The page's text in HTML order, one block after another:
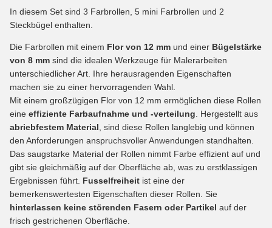
In diesem Set sind 3 Farbrollen, 5 mini Farbrollen und 2
Steckbügel enthalten.
Die Farbrollen mit einem Flor von 12 mm und einer Bügelstärke
von 8 mm sind die idealen Werkzeuge für Malerarbeiten
unterschiedlicher Art. Ihre herausragenden Eigenschaften
machen sie zu einer hervorragenden Wahl.
Mit einem großzügigen Flor von 12 mm ermöglichen diese Rollen
eine effiziente Farbaufnahme und -verteilung . Hergestellt aus
abriebfestem Material , sind diese Rollen langlebig und können
den Anforderungen anspruchsvoller Anwendungen standhalten.
Das saugstarke Material der Rollen nimmt Farbe effizient auf und
gibt sie gleichmäßig auf der Oberfläche ab, was zu erstklassigen
Ergebnissen führt. Fusselfreiheit ist eine der
bemerkenswertesten Eigenschaften dieser Rollen. Sie
hinterlassen keine störenden Fasern oder Partikel auf der
frisch gestrichenen Oberfläche.